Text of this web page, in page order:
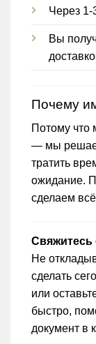
Через 1-
Вы
Почему
Потому что
— мы
тратить
ожидание.
сделаем
Свяжитесь
Не
сделать
или
быстро,
документ в